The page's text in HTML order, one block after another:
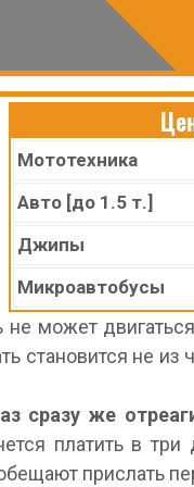
Мототехника
Авто [до 1.5 т.]
Джипы
Микроавтобусы
не может
становится не из
сразу же
платить в три
прислать